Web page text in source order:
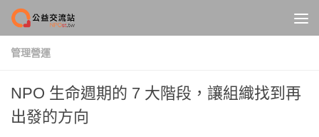
Skip to content
管理營運
NPO 生命週期的 7 大階段，讓組織找到再
出發的方向